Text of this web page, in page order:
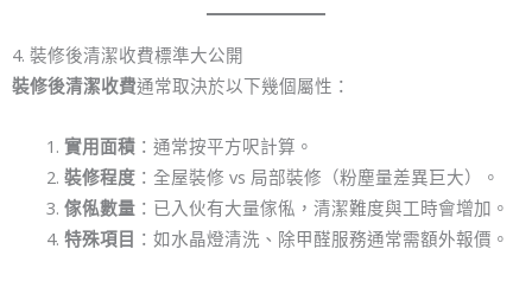
4. 裝修後清潔收費標準大公開
裝修後清潔收費通常取決於以下幾個屬性：
實用面積：通常按平方呎計算。
裝修程度：全屋裝修 vs 局部裝修（粉塵量差異巨大）。
傢俬數量：已入伙有大量傢俬，清潔難度與工時會增加。
特殊項目 ：如水晶燈清洗、除甲醛服務通常需額外報價。